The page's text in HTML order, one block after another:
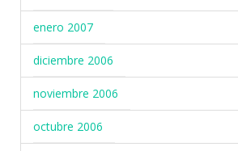
enero 2007
diciembre 2006
noviembre 2006
octubre 2006